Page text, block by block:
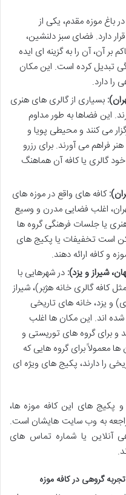
باغ موزه مقدم، یکی از
دارد. فضای سبز دلنشین،
آن، آن را به گزینه ای ایده
تبدیل کرده است. این مکان
را دارد.
بسیاری از گالری های هنری
این فضاها به طور مداوم
می کنند و محیطی پویا و
فراهم می آورند. برای رزرو
گالری یا کافه آن هماهنگ
کافه های واقع در موزه های
اغلب فضایی مدرن و وسیع
هنری یا جلسات فرهنگی گروه ها
است تخفیفات یا پکیج های
و کافه ارائه دهند.
شیراز و یزد): در شهرهایی با
کافه گالری خانه هژبر)، شیراز
و یزد، خانه های تاریخی
شده اند. این مکان ها اغلب
برای گروه های توریستی و
معمولاً برای گروه هایی که
را دارند، پکیج های ویژه ای
پکیج های این کافه موزه ها،
به وب سایت هایشان است.
آنلاین یا شماره تماس های
گروهی در کافه موزه